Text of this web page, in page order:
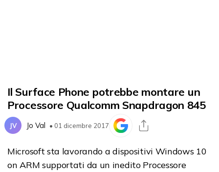
Il Surface Phone potrebbe montare un
Processore Qualcomm Snapdragon 845
JV Jo Val • 01 dicembre 2017
Microsoft sta lavorando a dispositivi Windows 10
on ARM supportati da un inedito Processore